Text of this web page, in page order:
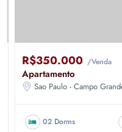
R$350.000 /Venda
Apartamento
Sao Paulo - Campo Grande
02 Dorms